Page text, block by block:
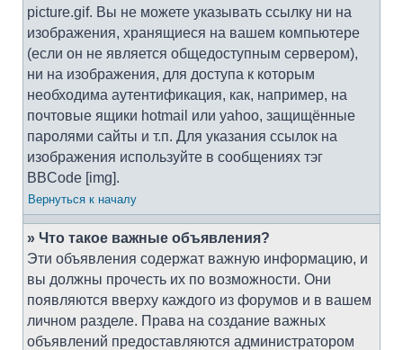
picture.gif. Вы не можете указывать ссылку ни на
изображения, хранящиеся на вашем компьютере
(если он не является общедоступным сервером),
ни на изображения, для доступа к которым
необходима аутентификация, как, например, на
почтовые ящики hotmail или yahoo, защищённые
паролями сайты и т.п. Для указания ссылок на
изображения используйте в сообщениях тэг
BBCode [img].
Вернуться к началу
» Что такое важные объявления?
Эти объявления содержат важную информацию, и
вы должны прочесть их по возможности. Они
появляются вверху каждого из форумов и в вашем
личном разделе. Права на создание важных
объявлений предоставляются администратором